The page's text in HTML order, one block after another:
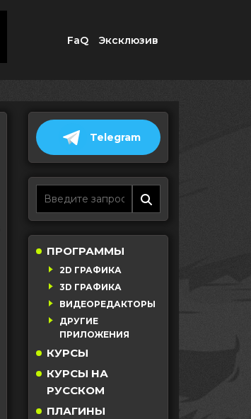
FaQ Эксклюзив
Telegram
ПРОГРАММЫ
2D ГРАФИКА
3D ГРАФИКА
ВИДЕОРЕДАКТОРЫ
ДРУГИЕ
ПРИЛОЖЕНИЯ
КУРСЫ
КУРСЫ НА
РУССКОМ
ПЛАГИНЫ